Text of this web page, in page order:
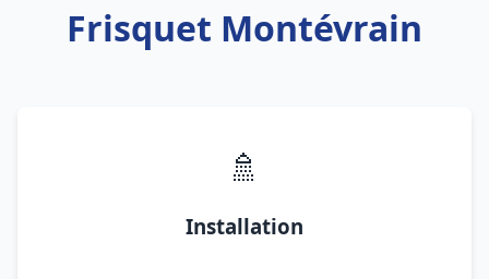
Frisquet Montévrain
🚿
Installation